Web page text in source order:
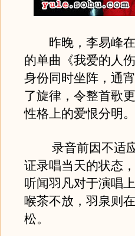
昨晚，李易峰在
的单曲《我爱的人
身份同时坐阵，通
了旋律，令整首歌
性格上的爱恨分明。
录音前因不适应
证录唱当天的状态
听闻羽凡对于演唱
喉茶不放，羽泉则
松。